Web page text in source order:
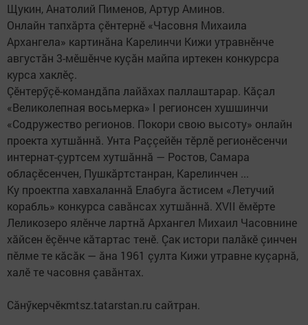
Щукин, Анатолий Пименов, Артур Аминов.
Онлайн тапхăрта çӗнтернӗ «Часовня Михаила
Архангела» картинăна Карелинчи Кижи утравнӗнче
августăн 3-мӗшӗнче куçăн майпа иртекен конкурсра
курса хаклӗç.
Çӗнтерӳçӗ-командăпа лайăхах паллаштарар. Кăçал
«Великолепная восьмерка» I регионсен хушшинчи
«Содружество регионов. Покори свою высоту» онлайн
проекта хутшăннă. Унта Раççейӗн тӗрлӗ регионӗсенчи
интернат-çуртсем хутшăннă — Ростов, Самара
облаçӗсенчен, Пушкăртстанран, Карелинчен ...
Ку проектпа хавхаланнă Елабуга ăстисем «Летучий
корабль» конкурса савăнсах хутшăннă. ХVII ӗмӗрте
Леликозеро ялӗнче лартнă Архангел Михаил Часовнине
хăйсен ӗçӗнче кăтартас тенӗ. Çак истори палăкӗ çинчен
пӗлме те кăсăк — ăна 1961 çулта Кижи утравне куçарнă,
халӗ те часовня çавăнтах.
Сăнӳкерчӗкmtsz.tatarstan.ru сайтран.